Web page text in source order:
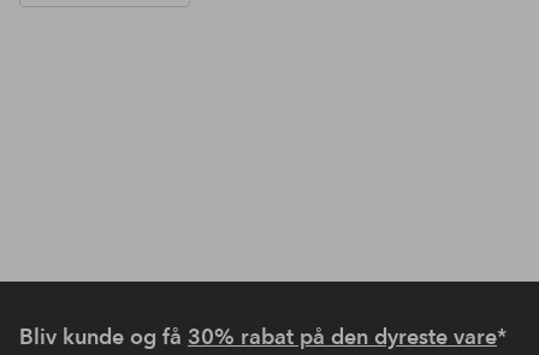
Bliv kunde og få 30% rabat på den dyreste vare*